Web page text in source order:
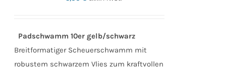
gewählt
werden
Padschwamm 10er gelb/schwarz
Breitformatiger Scheuerschwamm mit
robustem schwarzem Vlies zum kraftvollen